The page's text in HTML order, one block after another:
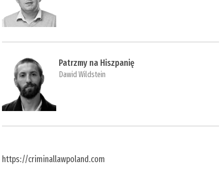
Patrzmy na Hiszpanię
Dawid Wildstein
https://criminallawpoland.com